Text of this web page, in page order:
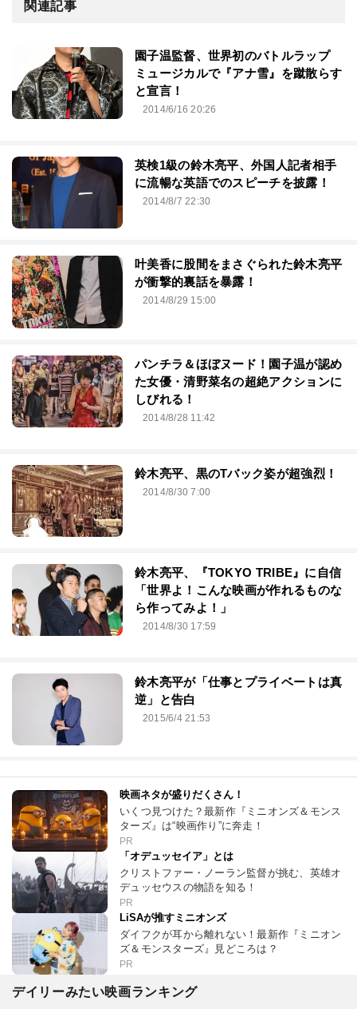
関連記事
園子温監督、世界初のバトルラップ
ミュージカルで『アナ雪』を蹴散らす
と宣言！
2014/6/16 20:26
英検1級の鈴木亮平、外国人記者相手
に流暢な英語でのスピーチを披露！
2014/8/7 22:30
叶美香に股間をまさぐられた鈴木亮平
が衝撃的裏話を暴露！
2014/8/29 15:00
パンチラ＆ほぼヌード！園子温が認め
た女優・清野菜名の超絶アクションに
しびれる！
2014/8/28 11:42
鈴木亮平、黒のTバック姿が超強烈！
2014/8/30 7:00
鈴木亮平、『TOKYO TRIBE』に自信
「世界よ！こんな映画が作れるものな
ら作ってみよ！」
2014/8/30 17:59
鈴木亮平が「仕事とプライベートは真
逆」と告白
2015/6/4 21:53
映画ネタが盛りだくさん！
いくつ見つけた？最新作『ミニオンズ＆モンス
ターズ』は“映画作り”に奔走！
PR
「オデュッセイア」とは
クリストファー・ノーラン監督が挑む、英雄オ
デュッセウスの物語を知る！
PR
LiSAが推すミニオンズ
ダイフクが耳から離れない！最新作『ミニオン
ズ＆モンスターズ』見どころは？
PR
デイリーみたい映画ランキング